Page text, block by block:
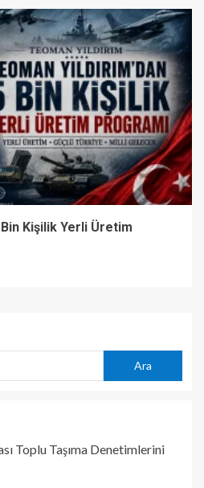
Bin Kişilik Yerli Üretim
Ara
Toplu Taşıma Denetimlerini